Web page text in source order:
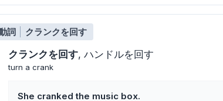
詞
クランクを回す
クランクを回す ハンドルを回す
turn a crank
She cranked the music box.